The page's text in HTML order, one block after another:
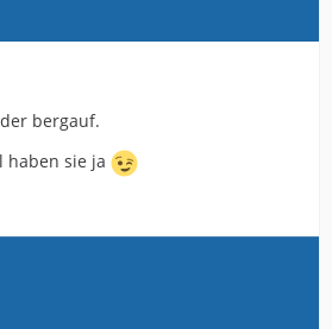
bergauf.
haben sie ja